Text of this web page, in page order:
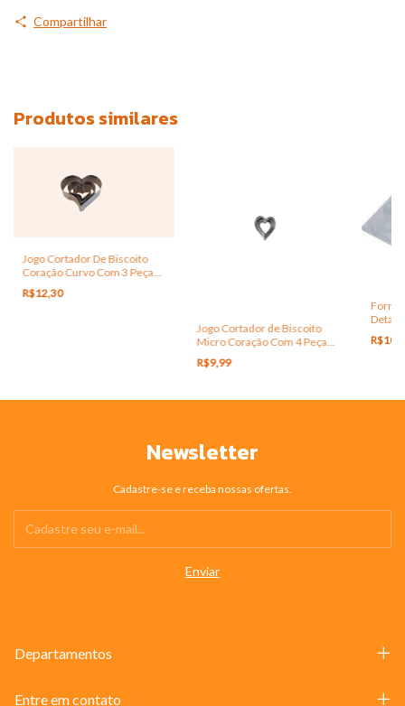
Compartilhar
Produtos similares
Jogo Cortador De Biscoito
Coração Curvo Com 3 Peças
Inox
R$12,30
Jogo Cortador de Biscoito
Micro Coração Com 4 Peças
Inox
R$9,99
Forma
Newsletter
Cadastre-se e receba nossas ofertas.
Departamentos
Entre em contato